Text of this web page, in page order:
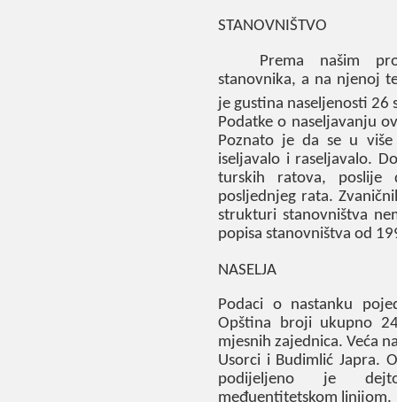
STANOVNIŠTVO
Prema našim
stanovnika, a na njenoj
je gustina naseljenosti26
Podatke o naseljavanju
Poznato je da se u
iseljavalo i raseljavalo.
turskih ratova, poslije
posljednjeg rata.
strukturi stanovništva
popisa stanovništva od
NASELJA
Podaci o nastanku
Opština broji ukupno
mjesnih zajednica. Veća
Usorci i Budimlić Japra.
podijeljeno je
međuentitetskom linijom.